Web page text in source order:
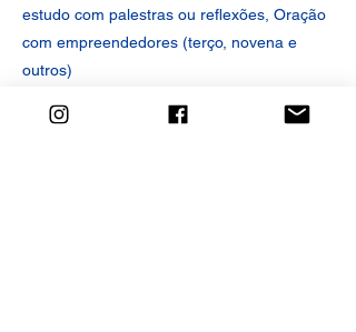
estudo com palestras ou reflexões, Oração
com empreendedores (terço, novena e
outros)
Rede Social